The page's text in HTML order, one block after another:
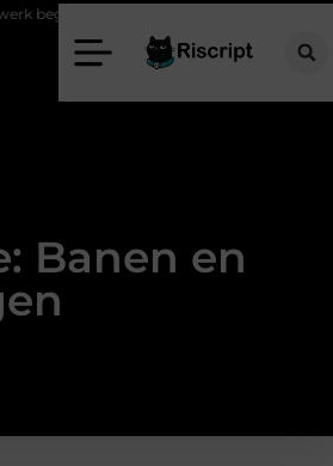
bij de juiste stretch werkbroek
Banen en